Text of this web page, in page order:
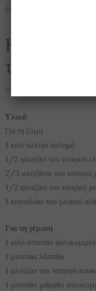
ΕΝΔΙΑΦΈΡΟΝΤΑ
Κρητικά
τα
by
Υλικά
Για τη ζύμη
1 κιλό αλεύρι σκληρό
1/2 φλιτζάνι του τσαγιού
2/3 φλιτζάνια του τσαγιού
1/2 φλιτζάνι του τσαγιού
1 κουταλάκι του γλυκού
Για τη γέμιση
1 κιλό σπανάκι
1 ματσάκι λάπαθα
1 φλιτζάνι του τσαγιού
1 ματσάκι μάραθο